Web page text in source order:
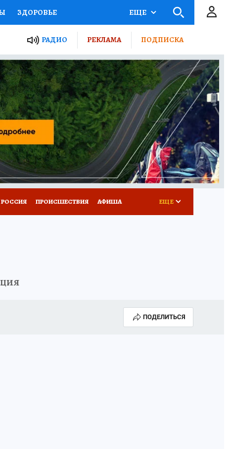
ЗДОРОВЬЕ
РОССИИ АФИША
ПУТЕВОДИТЕЛЬ
ЖЕЛЕЗА ТУРИЗМ
ПОТРЕБИТЕЛЯ ВСЕ О КП
ЕЩЕ
РАДИО РЕКЛАМА ПОДПИСКА
ПРОИСШЕСТВИЯ АФИША ЕЩЕ
ПОДЕЛИТЬСЯ